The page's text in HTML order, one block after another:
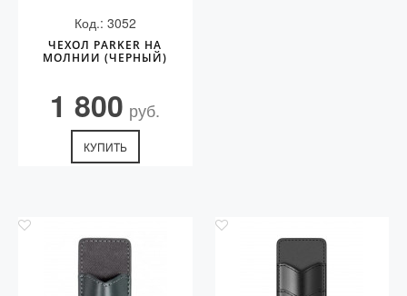
Код.: 3052
ЧЕХОЛ PARKER НА
МОЛНИИ (ЧЕРНЫЙ)
1 800 руб.
КУПИТЬ